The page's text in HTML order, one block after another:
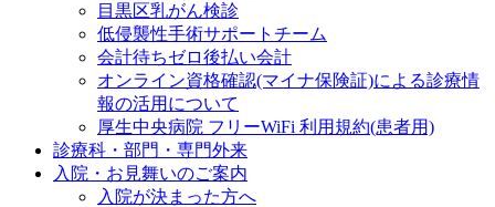
目黒区乳がん検診
低侵襲性手術サポートチーム
会計待ちゼロ後払い会計
オンライン資格確認(マイナ保険証)による診療情
報の活用について
厚生中央病院 フリーWiFi 利用規約(患者用)
診療科・部門・専門外来
入院・お見舞いのご案内
入院が決まった方へ